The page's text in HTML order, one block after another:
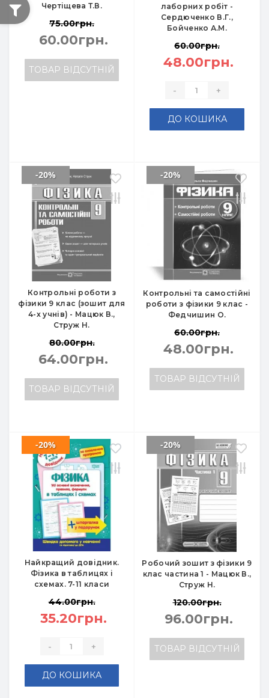
Чертіщева Т.В.
75.00грн.
60.00грн.
ТОВАР ВІДСУТНІЙ
лаборних робіт -
Сердюченко В.Г.,
Бойченко А.М.
60.00грн.
48.00грн.
- +
ДО КОШИКА
Контрольні роботи з
фізики 9 клас (зошит для
4-х учнів) - Мацюк В.,
Струж Н.
-20%
80.00грн.
64.00грн.
ТОВАР ВІДСУТНІЙ
Контрольні та самостійні
роботи з фізики 9 клас -
Федчишин О.
-20%
60.00грн.
48.00грн.
ТОВАР ВІДСУТНІЙ
Найкращий довідник.
Фізика в таблицях і
схемах. 7-11 класи
-20%
44.00грн.
35.20грн.
- +
ДО КОШИКА
Робочий зошит з фізики 9
клас частина 1 - Мацюк В.,
Струж Н.
-20%
120.00грн.
96.00грн.
ТОВАР ВІДСУТНІЙ